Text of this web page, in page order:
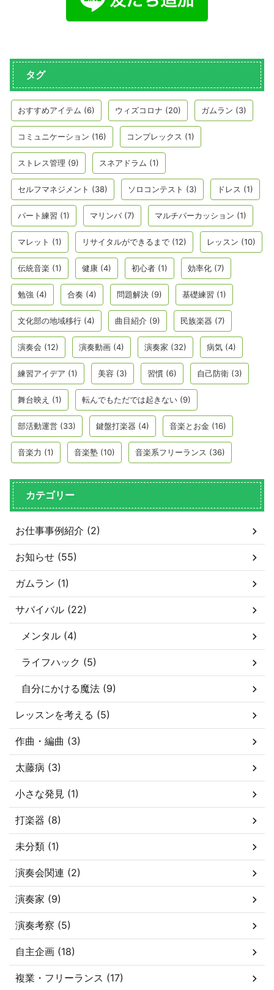
タグ
おすすめアイテム (6) ウィズコロナ (20) ガムラン (3)
コミュニケーション (16) コンプレックス (1)
ストレス管理 (9) スネアドラム (1)
セルフマネジメント (38) ソロコンテスト (3) ドレス (1)
パート練習 (1) マリンバ(7) マルチパーカッション (1)
マレット (1) リサイタルができるまで (12) レッスン (10)
伝統音楽 (1) 健康 (4) 初心者 (1) 効率化 (7)
勉強 (4) 合奏 (4) 問題解決 (9) 基礎練習 (1)
文化部の地域移行 (4) 曲目紹介 (9) 民族楽器 (7)
演奏会 (12) 演奏動画 (4) 演奏家 (32) 病気 (4)
練習アイデア (1) 美容 (3) 習慣 (6) 自己防衛 (3)
舞台映え (1) 転んでもただでは起きない (9)
部活動運営 (33) 鍵盤打楽器 (4) 音楽とお金 (16)
音楽力 (1) 音楽塾 (10) 音楽系フリーランス (36)
カテゴリー
お仕事事例紹介 (2)
お知らせ (55)
ガムラン (1)
サバイバル (22)
メンタル (4)
ライフハック (5)
自分にかける魔法 (9)
レッスンを考える (5)
作曲・編曲 (3)
太藤病 (3)
小さな発見 (1)
打楽器 (8)
未分類 (1)
演奏会関連 (2)
演奏家 (9)
演奏考察 (5)
自主企画 (18)
複業・フリーランス (17)